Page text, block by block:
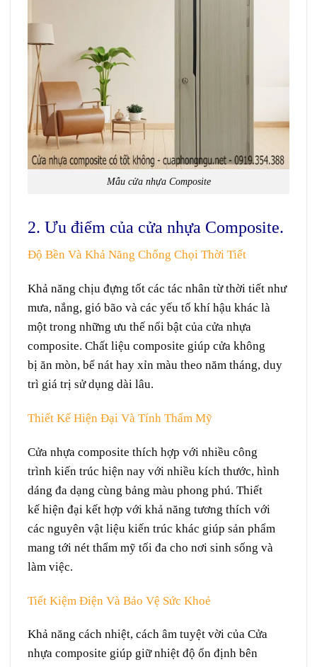
Mẫu cửa nhựa Composite
2. Ưu điểm của cửa nhựa Composite.
Độ Bền Và Khả Năng Chống Chọi Thời Tiết
Khả năng chịu đựng tốt các tác nhân từthời tiết như
mưa, nắng, gió bão và các yếu tố khí hậu khác là
một trong những ưu thế nổi bật của cửa nhựa
composite. Chất liệu composite giúp cửa không
bị ăn mòn, bể nát hay xỉn màu theo năm tháng, duy
trì giá trị sử dụng dài lâu.
Thiết Kế Hiện Đại Và Tính Thẩm Mỹ
Cửa nhựa composite thích hợp với nhiều công
trình kiến trúc hiện nay với nhiều kích thước, hình
dáng đa dạng cùng bảng màu phong phú. Thiết
kế hiện đại kết hợp với khả năng tương thích với
các nguyên vật liệu kiến trúc khác giúp sản phẩm
mang tới nét thẩm mỹ tối đa cho nơi sinh sống và
làm việc.
Tiết Kiệm Điện Và Bảo Vệ Sức Khoẻ
Khả năng cách nhiệt, cách âm tuyệt vời của Cửa
nhựa composite giúp giữnhiệt độ ổn định bên